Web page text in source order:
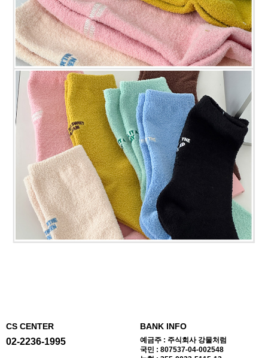
CS CENTER
02-2236-1995
BANK INFO
예금주 : 주식회사 강물처럼
국민 : 807537-04-002548